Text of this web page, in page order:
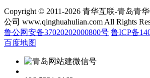
Copyright © 2011-2026 青华互联-青岛青
公司 www.qinghuahulian.com All Rights
鲁公网安备37020202000800号 鲁ICP备
百度地图